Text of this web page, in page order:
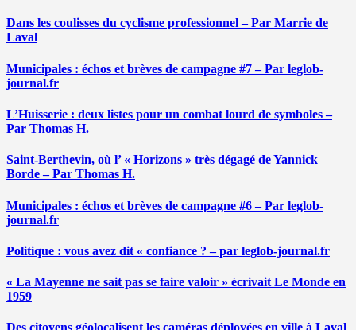
Dans les coulisses du cyclisme professionnel – Par Marrie de
Laval
Municipales : échos et brèves de campagne #7 – Par leglob-
journal.fr
L’Huisserie : deux listes pour un combat lourd de symboles –
Par Thomas H.
Saint-Berthevin, où l’ « Horizons » très dégagé de Yannick
Borde – Par Thomas H.
Municipales : échos et brèves de campagne #6 – Par leglob-
journal.fr
Politique : vous avez dit « confiance ? – par leglob-journal.fr
« La Mayenne ne sait pas se faire valoir » écrivait Le Monde en
1959